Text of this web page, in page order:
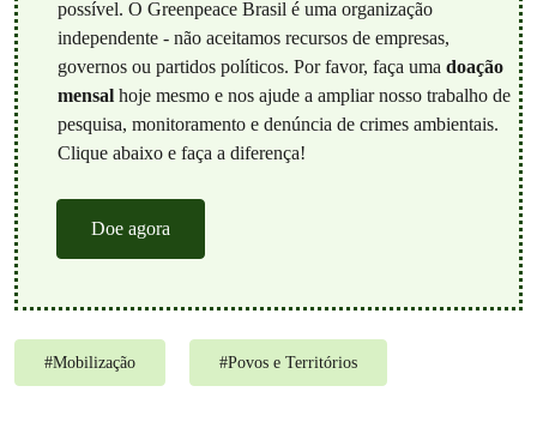
possível. O Greenpeace Brasil é uma organização
independente - não aceitamos recursos de empresas,
governos ou partidos políticos. Por favor, faça uma doação
mensalhoje mesmo e nos ajude a ampliar nosso trabalho de
pesquisa, monitoramento e denúncia de crimes ambientais.
Clique abaixo e faça a diferença!
Doe agora
#Mobilização #Povos e Territórios